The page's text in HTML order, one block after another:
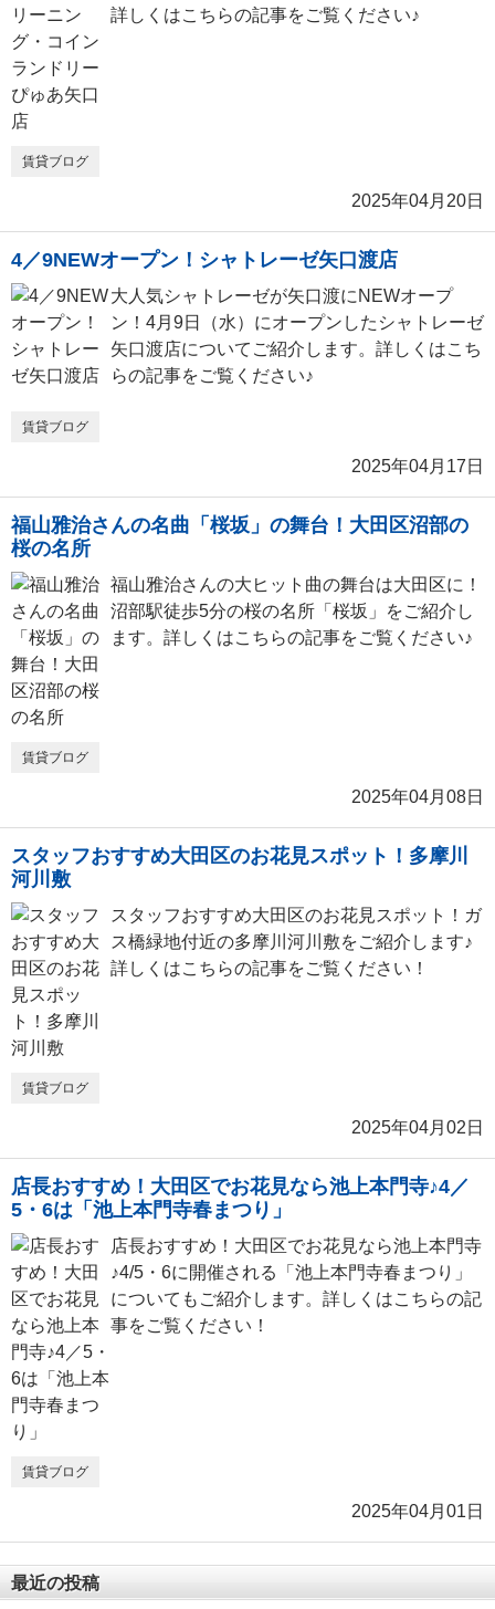
詳しくはこちらの記事をご覧ください♪
賃貸ブログ
2025年04月20日
4／9NEWオープン！シャトレーゼ矢口渡店
大人気シャトレーゼが矢口渡にNEWオープ
ン！4月9日（水）にオープンしたシャトレーゼ
矢口渡店についてご紹介します。詳しくはこち
らの記事をご覧ください♪
賃貸ブログ
2025年04月17日
福山雅治さんの名曲「桜坂」の舞台！大田区沼部の
桜の名所
福山雅治さんの大ヒット曲の舞台は大田区に！
沼部駅徒歩5分の桜の名所「桜坂」をご紹介し
ます。詳しくはこちらの記事をご覧ください♪
賃貸ブログ
2025年04月08日
スタッフおすすめ大田区のお花見スポット！多摩川
河川敷
スタッフおすすめ大田区のお花見スポット！ガ
ス橋緑地付近の多摩川河川敷をご紹介します♪
詳しくはこちらの記事をご覧ください！
賃貸ブログ
2025年04月02日
店長おすすめ！大田区でお花見なら池上本門寺♪4／
5・6は「池上本門寺春まつり」
店長おすすめ！大田区でお花見なら池上本門寺
♪4/5・6に開催される「池上本門寺春まつり」
についてもご紹介します。詳しくはこちらの記
事をご覧ください！
賃貸ブログ
2025年04月01日
最近の投稿